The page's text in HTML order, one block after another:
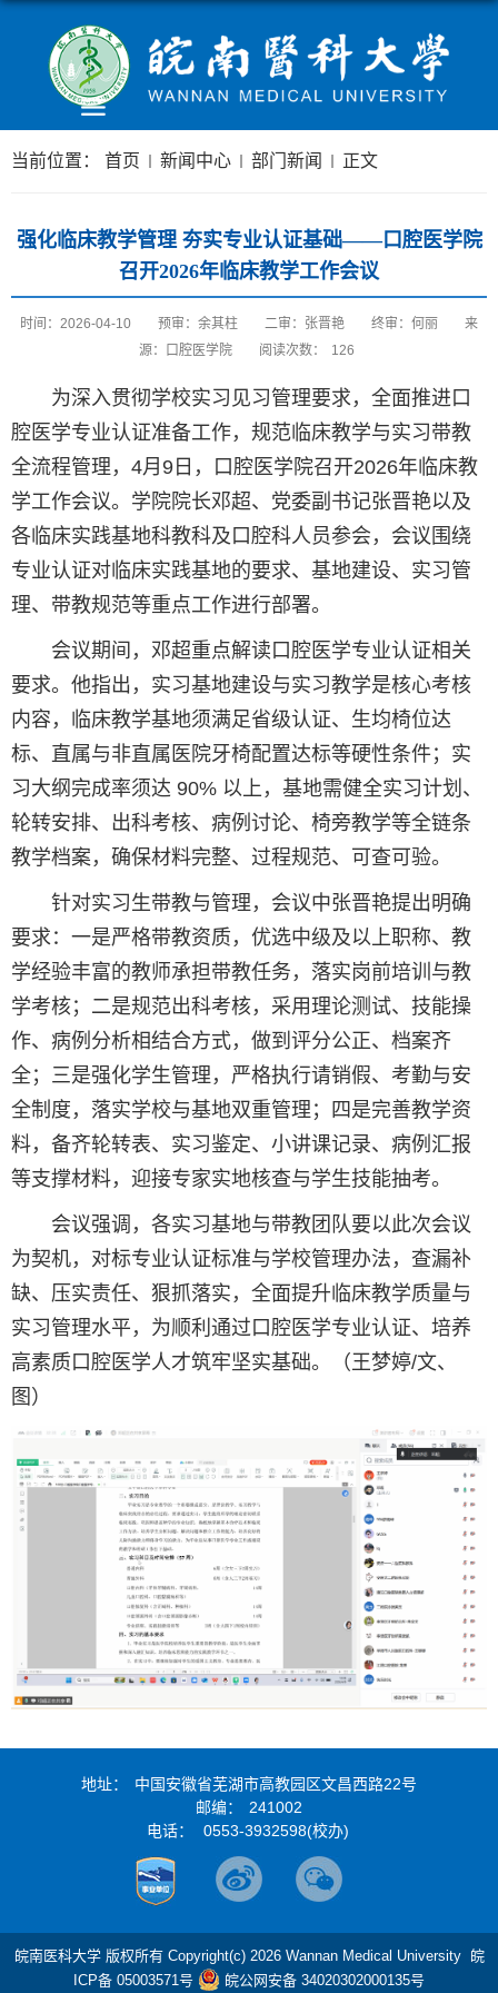
当前位置： 首页 新闻中心 部门新闻 正文
强化临床教学管理 夯实专业认证基础——口腔医学院
召开2026年临床教学工作会议
时间：2026-04-10 预审：余其柱 二审：张晋艳 终审：何丽
来
源：口腔医学院
阅读次数： 126
为深入贯彻学校实习见习管理要求，全面推进口
腔医学专业认证准备工作，规范临床教学与实习带教
全流程管理，4月9日，口腔医学院召开2026年临床教
学工作会议。学院院长邓超、党委副书记张晋艳以及
各临床实践基地科教科及口腔科人员参会，会议围绕
专业认证对临床实践基地的要求、基地建设、实习管
理、带教规范等重点工作进行部署。
会议期间，邓超重点解读口腔医学专业认证相关
要求。他指出，实习基地建设与实习教学是核心考核
内容，临床教学基地须满足省级认证、生均椅位达
标、直属与非直属医院牙椅配置达标等硬性条件；实
习大纲完成率须达 90% 以上，基地需健全实习计划、
轮转安排、出科考核、病例讨论、椅旁教学等全链条
教学档案，确保材料完整、过程规范、可查可验。
针对实习生带教与管理，会议中张晋艳提出明确
要求：一是严格带教资质，优选中级及以上职称、教
学经验丰富的教师承担带教任务，落实岗前培训与教
学考核；二是规范出科考核，采用理论测试、技能操
作、病例分析相结合方式，做到评分公正、档案齐
全；三是强化学生管理，严格执行请销假、考勤与安
全制度，落实学校与基地双重管理；四是完善教学资
料，备齐轮转表、实习鉴定、小讲课记录、病例汇报
等支撑材料，迎接专家实地核查与学生技能抽考。
会议强调，各实习基地与带教团队要以此次会议
为契机，对标专业认证标准与学校管理办法，查漏补
缺、压实责任、狠抓落实，全面提升临床教学质量与
实习管理水平，为顺利通过口腔医学专业认证、培养
高素质口腔医学人才筑牢坚实基础。（王梦婷/文、
图）
地址：
中国安徽省芜湖市高教园区文昌西路22号
邮编：
241002
电话：
0553-3932598(校办)
皖南医科大学 版权所有 Copyright(c) 2026 Wannan Medical University 皖
ICP备 05003571号
皖公网安备 34020302000135号
点击查看原图